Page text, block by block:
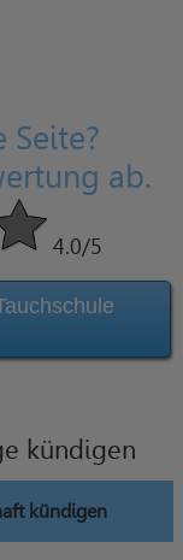
Seite?
ab.
4.0/5
kündigen
kündigen